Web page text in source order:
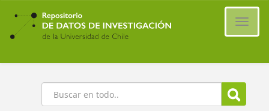
Ir
contenido
principal
Buscar